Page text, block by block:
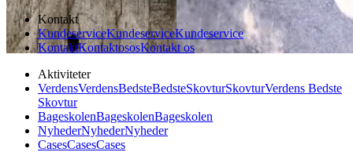
Kontakt
KundeserviceKundeserviceKundeservice
KontaktKontaktososKontakt os
Aktiviteter
VerdensVerdensBedsteBedsteSkovturSkovturVerdens Bedste
Skovtur
BageskolenBageskolenBageskolen
NyhederNyhederNyheder
CasesCasesCases